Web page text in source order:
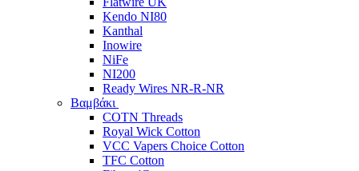
Kendo NI80
Kanthal
Inowire
NiFe
NI200
Ready Wires NR-R-NR
Βαμβάκι
COTN Threads
Royal Wick Cotton
VCC Vapers Choice Cotton
TFC Cotton